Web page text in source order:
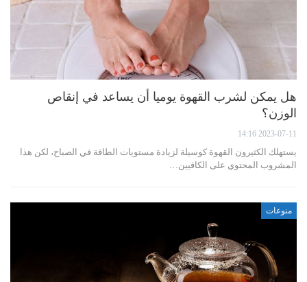
هل يمكن لشرب القهوة يوميا أن يساعد في إنقاص
الوزن؟
2023-07-11 14:16
يستهلك الكثيرون القهوة كوسيلة لزيادة مستويات الطاقة في الصباح، لكن هذا
المشروب المحتوي على الكافيين…
منوعات